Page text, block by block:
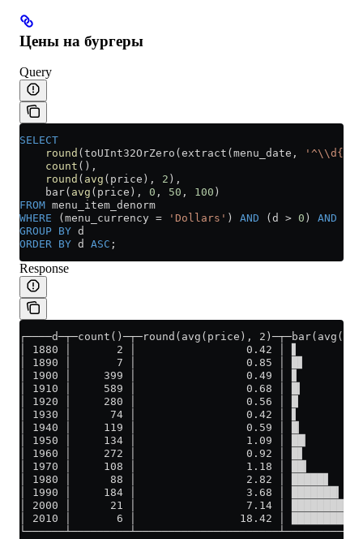
Цены на бургеры
Query
SELECT
    round
(toUInt32OrZero(extract(menu_date,
'^\\d{4}'
    count
(),
    round
( avg (price), 2 ),
    bar(
avg (price), 0 , 50 , 100 )
FROM menu_item_denorm
WHERE (menu_currency = 'Dollars' ) AND (d > 0 ) AND
GROUP BY d
ORDER BY d ASC ;
Response
┌────d─┬─count()─┬─round(avg(price),
│ 1880 │       2 │                 0.42 │ ▋
│ 1890 │       7 │                 0.85 │ █▋
│ 1900 │     399 │                 0.49 │ ▊
│ 1910 │     589 │                 0.68 │ █▎
│ 1920 │     280 │                 0.56 │ █
│ 1930 │      74 │                 0.42 │ ▋
│ 1940 │     119 │                 0.59 │ █▏
│ 1950 │     134 │                 1.09 │ ██▏
│ 1960 │     272 │                 0.92 │ █▋
│ 1970 │     108 │                 1.18 │ ██▎
│ 1980 │      88 │                 2.82 │
│ 1990 │     184 │                 3.68 │
│ 2000 │      21 │                 7.14 │
│ 2010 │       6 │                18.42 │